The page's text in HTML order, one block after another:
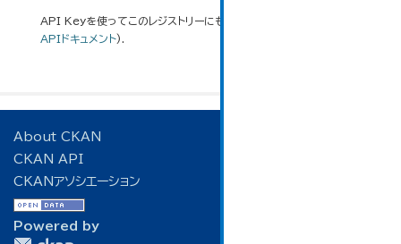
API Keyを使ってこのレジストリーにもアクセス可能です
APIドキュメント).
About CKAN
CKAN API
CKANアソシエーション
Powered by